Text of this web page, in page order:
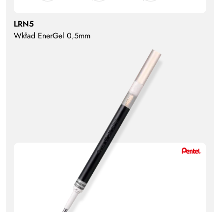
LRN5
Wkład EnerGel 0,5mm